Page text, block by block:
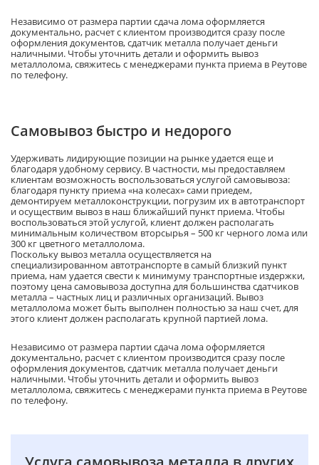
Независимо от размера партии сдача лома оформляется
документально, расчет с клиентом производится сразу после
оформления документов, сдатчик металла получает деньги
наличными. Чтобы уточнить детали и оформить вывоз
металлолома, свяжитесь с менеджерами пункта приема в Реутове
по телефону.
Самовывоз быстро и недорого
Удерживать лидирующие позиции на рынке удается еще и
благодаря удобному сервису. В частности, мы предоставляем
клиентам возможность воспользоваться услугой самовывоза:
благодаря пункту приема «на колесах» сами приедем,
демонтируем металлоконструкции, погрузим их в автотранспорт
и осуществим вывоз в наш ближайший пункт приема. Чтобы
воспользоваться этой услугой, клиент должен располагать
минимальным количеством вторсырья – 500 кг черного лома или
300 кг цветного металлолома.
Поскольку вывоз металла осуществляется на
специализированном автотранспорте в самый близкий пункт
приема, нам удается свести к минимуму транспортные издержки,
поэтому цена самовывоза доступна для большинства сдатчиков
металла – частных лиц и различных организаций. Вывоз
металлолома может быть выполнен полностью за наш счет, для
этого клиент должен располагать крупной партией лома.
Независимо от размера партии сдача лома оформляется
документально, расчет с клиентом производится сразу после
оформления документов, сдатчик металла получает деньги
наличными. Чтобы уточнить детали и оформить вывоз
металлолома, свяжитесь с менеджерами пункта приема в Реутове
по телефону.